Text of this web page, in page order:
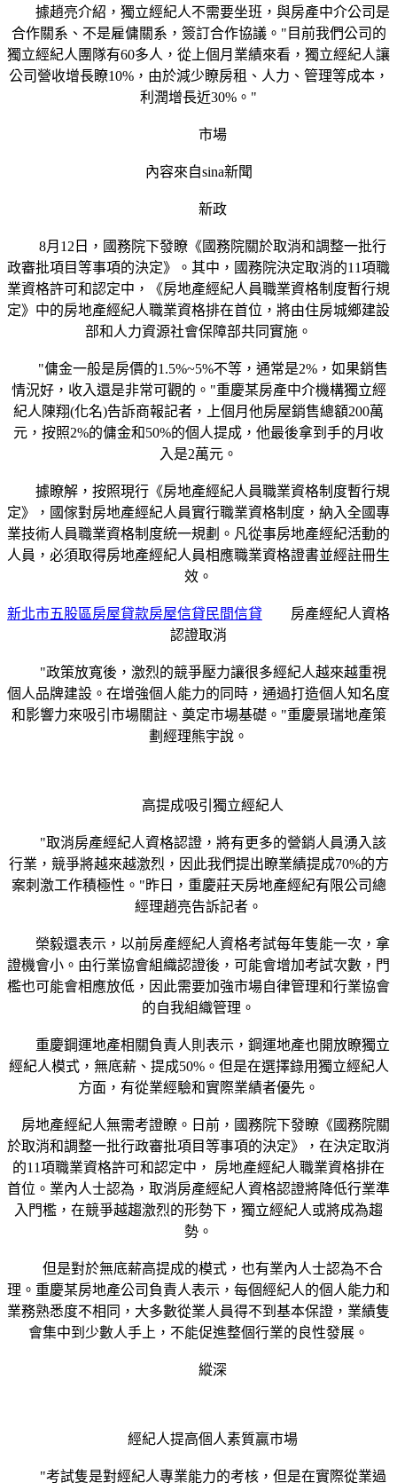
據趙亮介紹，獨立經紀人不需要坐班，與房產中介公司是
合作關系、不是雇傭關系，簽訂合作協議。"目前我們公司的
獨立經紀人團隊有60多人，從上個月業績來看，獨立經紀人讓
公司營收增長瞭10%，由於減少瞭房租、人力、管理等成本，
利潤增長近30%。"
市場
內容來自sina新聞
新政
8月12日，國務院下發瞭《國務院關於取消和調整一批行
政審批項目等事項的決定》。其中，國務院決定取消的11項職
業資格許可和認定中，《房地產經紀人員職業資格制度暫行規
定》中的房地產經紀人職業資格排在首位，將由住房城鄉建設
部和人力資源社會保障部共同實施。
"傭金一般是房價的1.5%~5%不等，通常是2%，如果銷售
情況好，收入還是非常可觀的。"重慶某房產中介機構獨立經
紀人陳翔(化名)告訴商報記者，上個月他房屋銷售總額200萬
元，按照2%的傭金和50%的個人提成，他最後拿到手的月收
入是2萬元。
據瞭解，按照現行《房地產經紀人員職業資格制度暫行規
定》，國傢對房地產經紀人員實行職業資格制度，納入全國專
業技術人員職業資格制度統一規劃。凡從事房地產經紀活動的
人員，必須取得房地產經紀人員相應職業資格證書並經註冊生
效。
新北市五股區房屋貸款房屋信貸民間信貸 房產經紀人資格
認證取消
"政策放寬後，激烈的競爭壓力讓很多經紀人越來越重視
個人品牌建設。在增強個人能力的同時，通過打造個人知名度
和影響力來吸引市場關註、奠定市場基礎。"重慶景瑞地產策
劃經理熊宇說。
高提成吸引獨立經紀人
"取消房產經紀人資格認證，將有更多的營銷人員湧入該
行業，競爭將越來越激烈，因此我們提出瞭業績提成70%的方
案刺激工作積極性。"昨日，重慶莊天房地產經紀有限公司總
經理趙亮告訴記者。
榮毅還表示，以前房產經紀人資格考試每年隻能一次，拿
證機會小。由行業協會組織認證後，可能會增加考試次數，門
檻也可能會相應放低，因此需要加強市場自律管理和行業協會
的自我組織管理。
重慶鋼運地產相關負責人則表示，鋼運地產也開放瞭獨立
經紀人模式，無底薪、提成50%。但是在選擇錄用獨立經紀人
方面，有從業經驗和實際業績者優先。
房地產經紀人無需考證瞭。日前，國務院下發瞭《國務院關
於取消和調整一批行政審批項目等事項的決定》，在決定取消
的11項職業資格許可和認定中， 房地產經紀人職業資格排在
首位。業內人士認為，取消房產經紀人資格認證將降低行業準
入門檻，在競爭越趨激烈的形勢下，獨立經紀人或將成為趨
勢。
但是對於無底薪高提成的模式，也有業內人士認為不合
理。重慶某房地產公司負責人表示，每個經紀人的個人能力和
業務熟悉度不相同，大多數從業人員得不到基本保證，業績隻
會集中到少數人手上，不能促進整個行業的良性發展。
縱深
經紀人提高個人素質贏市場
"考試隻是對經紀人專業能力的考核，但是在實際從業過